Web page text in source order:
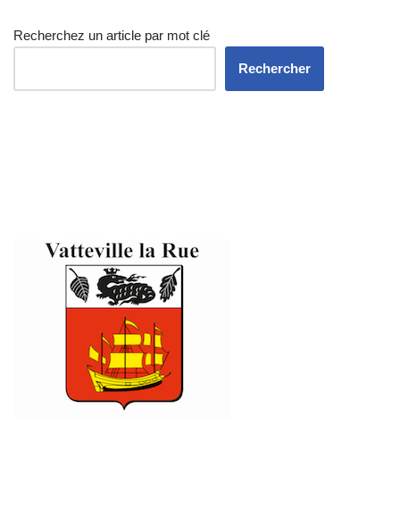
Recherchez un article par mot clé
Rechercher